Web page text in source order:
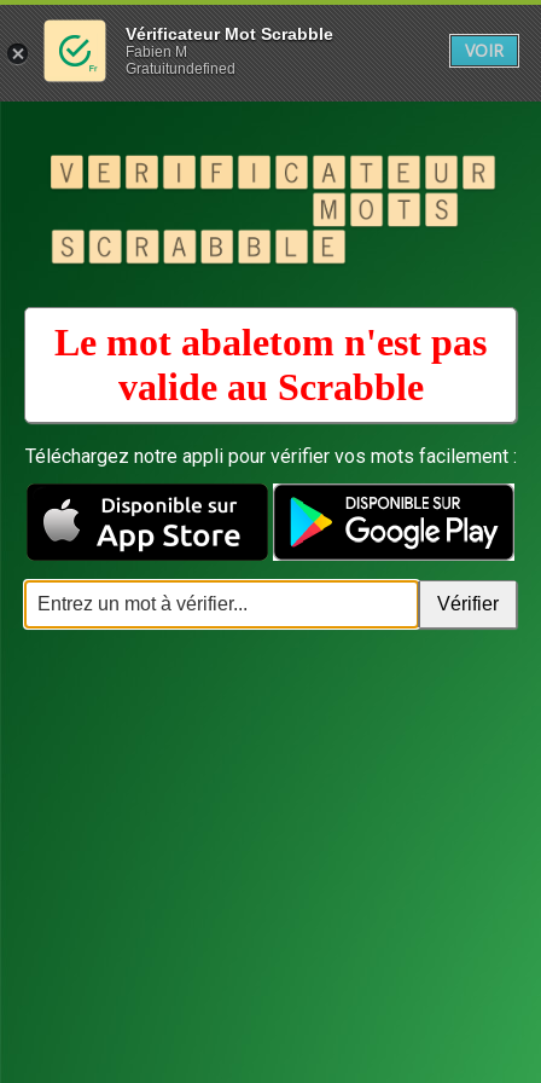
Le mot abaletom n'est pas
valide au Scrabble
Téléchargez notre appli pour vérifier vos mots facilement :
Vérificateur Mot Scrabble
Fabien M
Gratuitundefined
VOIR